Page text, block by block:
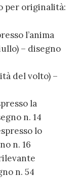
per originalità:
l’anima
– disegno
del volto) –
la
n. 14
lo
n. 16
n. 54